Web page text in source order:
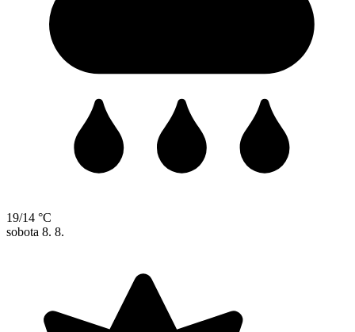
19/14 °C
sobota 8. 8.